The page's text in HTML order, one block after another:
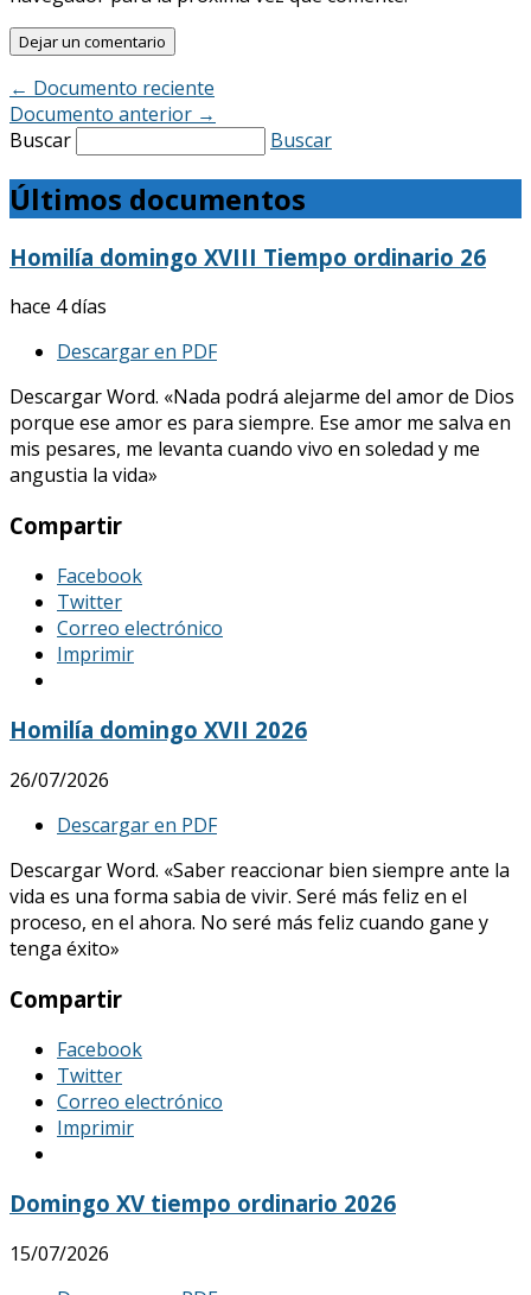
← Documento reciente
Documento anterior →
Buscar
Buscar
Últimos documentos
Homilía domingo XVIII Tiempo ordinario 26
hace 4 días
Descargar en PDF
Descargar Word. «Nada podrá alejarme del amor de Dios
porque ese amor es para siempre. Ese amor me salva en
mis pesares, me levanta cuando vivo en soledad y me
angustia la vida»
Compartir
Facebook
Twitter
Correo electrónico
Imprimir
Homilía domingo XVII 2026
26/07/2026
Descargar en PDF
Descargar Word. «Saber reaccionar bien siempre ante la
vida es una forma sabia de vivir. Seré más feliz en el
proceso, en el ahora. No seré más feliz cuando gane y
tenga éxito»
Compartir
Facebook
Twitter
Correo electrónico
Imprimir
Domingo XV tiempo ordinario 2026
15/07/2026